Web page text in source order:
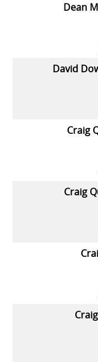
Dean
David
Craig
Craig